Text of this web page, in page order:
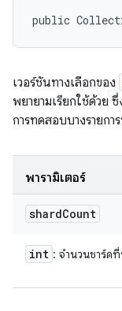
public
เวอร์ชันทางเลือกของ
พยายามเรียกใช้ด้วย
การทดสอบบางรายกา
พารามิเตอร์
shardCount
int : จำนวนชาร์ด